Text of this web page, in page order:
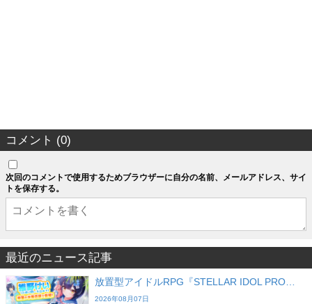
コメント (0)
次回のコメントで使用するためブラウザーに自分の名前、メールアドレス、サイ
トを保存する。
最近のニュース記事
放置型アイドルRPG『STELLAR IDOL PRO…
2026年08月07日